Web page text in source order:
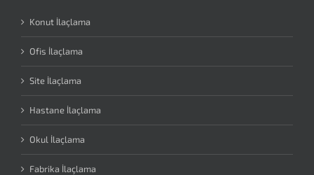
Konut İlaçlama
Ofis İlaçlama
Site İlaçlama
Hastane İlaçlama
Okul İlaçlama
Fabrika İlaçlama